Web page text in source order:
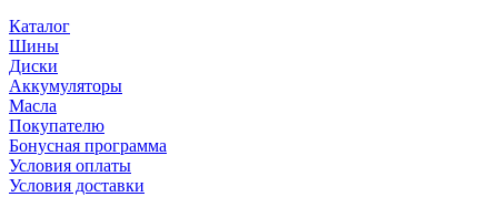
Каталог
Шины
Диски
Аккумуляторы
Масла
Покупателю
Бонусная программа
Условия оплаты
Условия доставки